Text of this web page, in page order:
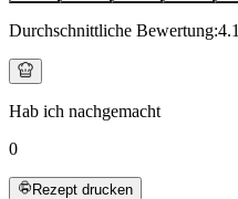
Durchschnittliche Bewertung:4.1
Hab ich nachgemacht
0
Rezept drucken